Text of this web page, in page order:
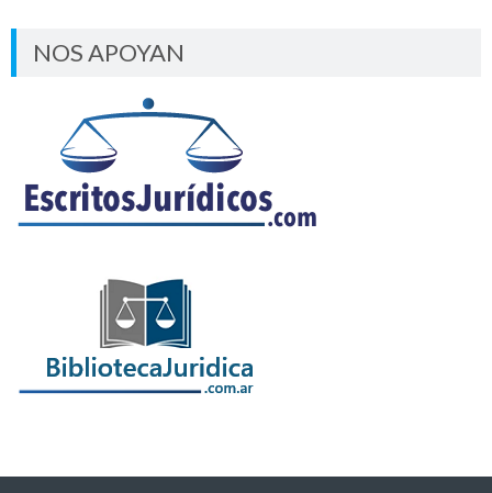
NOS APOYAN